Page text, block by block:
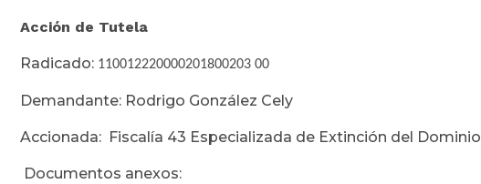
Acción de Tutela
Radicado: 110012220000201800203 00
Demandante: Rodrigo González Cely
Accionada: Fiscalía 43 Especializada de Extinción del Dominio
Documentos anexos: